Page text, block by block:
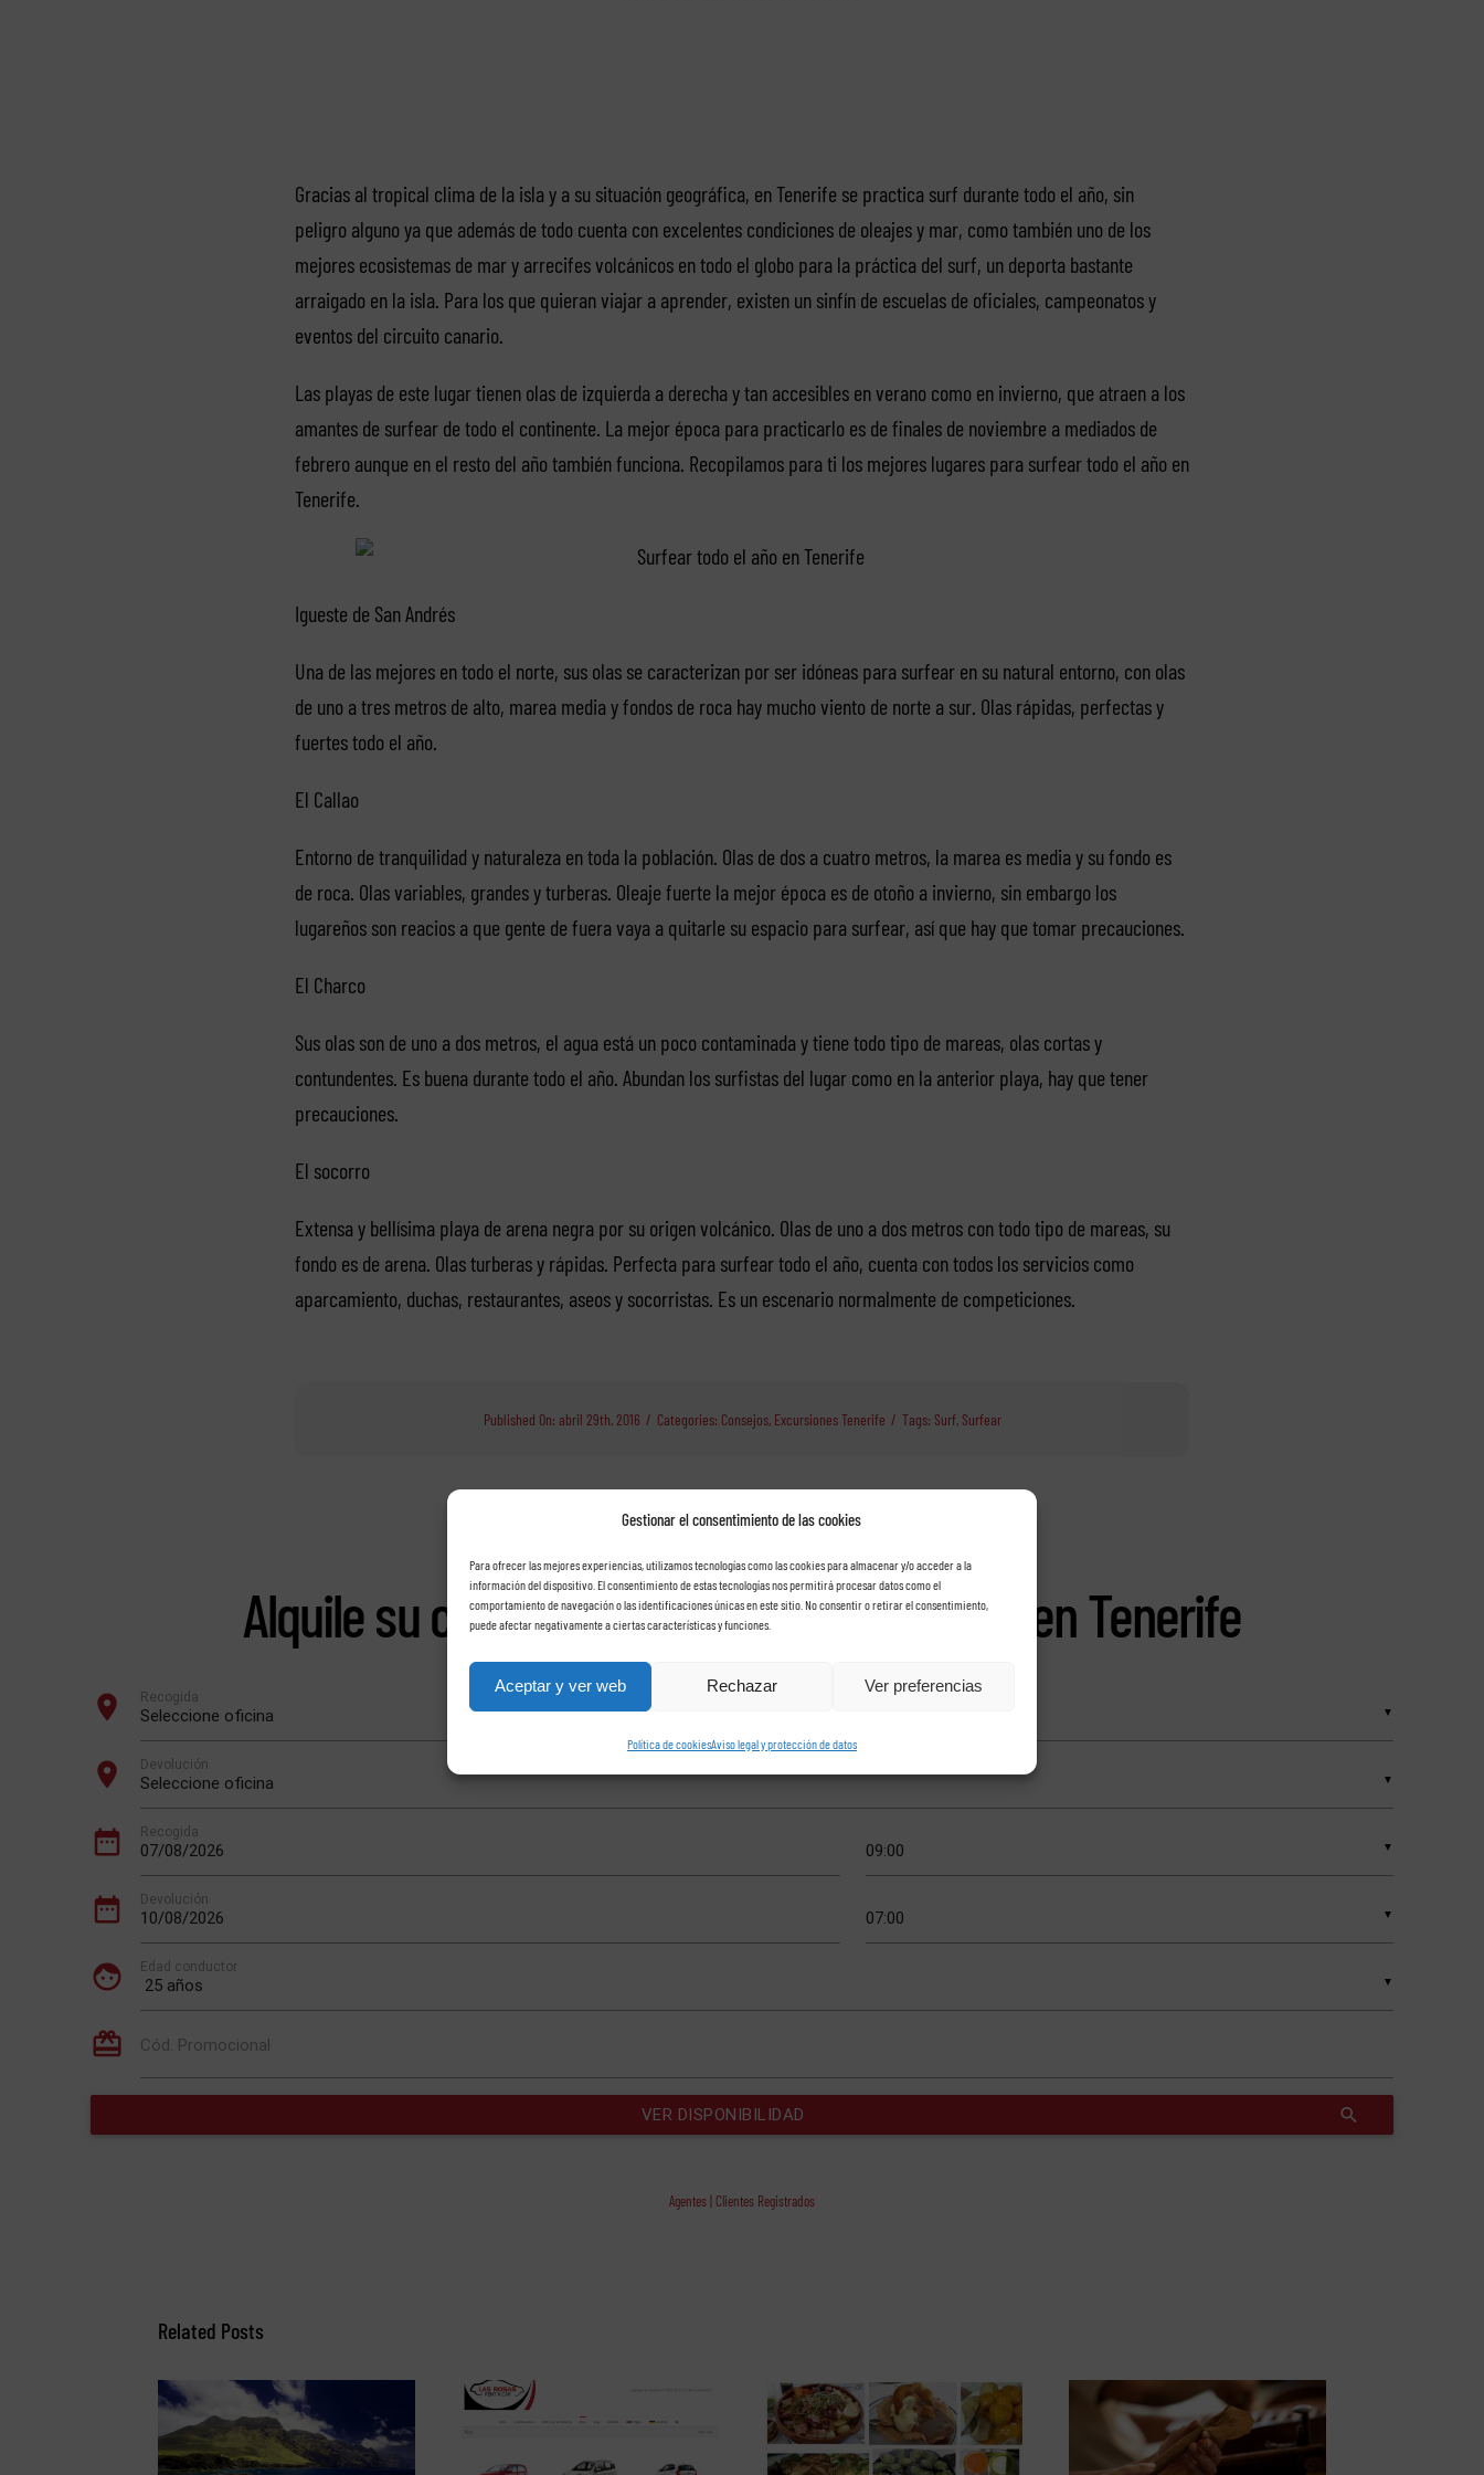
Gestionar el consentimiento de las cookies
Para ofrecer las mejores experiencias, utilizamos tecnologías como las cookies para almacenar y/o acceder a la
información del dispositivo. El consentimiento de estas tecnologías nos permitirá procesar datos como el
comportamiento de navegación o las identificaciones únicas en este sitio. No consentir o retirar el consentimiento,
puede afectar negativamente a ciertas características y funciones.
Aceptar y ver web Rechazar Ver preferencias
Política de cookiesAviso legal y protección de datos
Gracias al tropical clima de la isla y a su situación geográfica, en Tenerife se practica surf durante todo el año, sin
peligro alguno ya que además de todo cuenta con excelentes condiciones de oleajes y mar, como también uno de los
mejores ecosistemas de mar y arrecifes volcánicos en todo el globo para la práctica del surf, un deporta bastante
arraigado en la isla. Para los que quieran viajar a aprender, existen un sinfín de escuelas de oficiales, campeonatos y
eventos del circuito canario.
Las playas de este lugar tienen olas de izquierda a derecha y tan accesibles en verano como en invierno, que atraen a los
amantes de surfear de todo el continente. La mejor época para practicarlo es de finales de noviembre a mediados de
febrero aunque en el resto del año también funciona. Recopilamos para ti los mejores lugares para surfear todo el año en
Tenerife.
Igueste de San Andrés
Una de las mejores en todo el norte, sus olas se caracterizan por ser idóneas para surfear en su natural entorno, con olas
de uno a tres metros de alto, marea media y fondos de roca hay mucho viento de norte a sur. Olas rápidas, perfectas y
fuertes todo el año.
El Callao
Entorno de tranquilidad y naturaleza en toda la población. Olas de dos a cuatro metros, la marea es media y su fondo es
de roca. Olas variables, grandes y turberas. Oleaje fuerte la mejor época es de otoño a invierno, sin embargo los
lugareños son reacios a que gente de fuera vaya a quitarle su espacio para surfear, así que hay que tomar precauciones.
El Charco
Sus olas son de uno a dos metros, el agua está un poco contaminada y tiene todo tipo de mareas, olas cortas y
contundentes. Es buena durante todo el año. Abundan los surfistas del lugar como en la anterior playa, hay que tener
precauciones.
El socorro
Extensa y bellísima playa de arena negra por su origen volcánico. Olas de uno a dos metros con todo tipo de mareas, su
fondo es de arena. Olas turberas y rápidas. Perfecta para surfear todo el año, cuenta con todos los servicios como
aparcamiento, duchas, restaurantes, aseos y socorristas. Es un escenario normalmente de competiciones.
Published On: abril 29th, 2016 / Categories: Consejos, Excursiones Tenerife / Tags: Surf,Surfear
Alquile su coche con Rent a car Las Rosas en Tenerife
Agentes | Clientes Registrados
Related Posts